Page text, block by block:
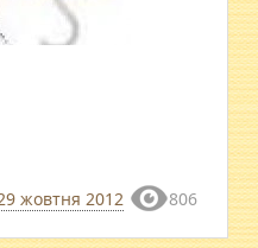
жовтня 2012 806